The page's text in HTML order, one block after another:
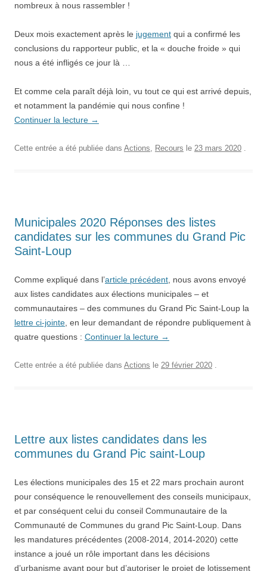
nombreux à nous rassembler !
Deux mois exactement après le jugement qui a confirmé les
conclusions du rapporteur public, et la « douche froide » qui
nous a été infligés ce jour là …
Et comme cela paraît déjà loin, vu tout ce qui est arrivé depuis,
et notamment la pandémie qui nous confine !
Continuer la lecture →
Cette entrée a été publiée dans Actions, Recours le 23 mars 2020 .
Municipales 2020 Réponses des listes
candidates sur les communes du Grand Pic
Saint-Loup
Comme expliqué dans l’article précédent , nous avons envoyé
aux listes candidates aux élections municipales – et
communautaires – des communes du Grand Pic Saint-Loup la
lettre ci-jointe , en leur demandant de répondre publiquement à
quatre questions : Continuer la lecture →
Cette entrée a été publiée dans Actions le 29 février 2020 .
Lettre aux listes candidates dans les
communes du Grand Pic saint-Loup
Les élections municipales des 15 et 22 mars prochain auront
pour conséquence le renouvellement des conseils municipaux,
et par conséquent celui du conseil Communautaire de la
Communauté de Communes du grand Pic Saint-Loup. Dans
les mandatures précédentes (2008-2014, 2014-2020) cette
instance a joué un rôle important dans les décisions
d’urbanisme ayant pour but d’autoriser le projet de lotissement